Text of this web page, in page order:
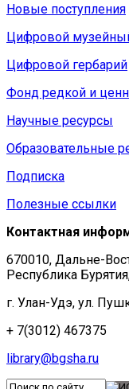
Новые поступления
Цифровой
Цифровой гербарий
Фонд редкой и
Научные ресурсы
Образовательные
Подписка
Полезные ссылки
Контактная
670010, Дальне-
Республика
г. Улан-Удэ, ул.
+ 7(3012) 467375
library@bgsha.ru